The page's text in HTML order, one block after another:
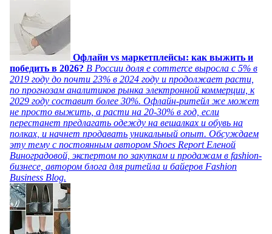
Офлайн vs маркетплейсы: как выжить и
победить в 2026? В России доля e commerce выросла с 5% в
2019 году до почти 23% в 2024 году и продолжает расти,
по прогнозам аналитиков рынка электронной коммерции, к
2029 году составит более 30%. Офлайн-ритейл же может
не просто выжить, а расти на 20-30% в год, если
перестанет предлагать одежду на вешалках и обувь на
полках, и начнет продавать уникальный опыт. Обсуждаем
эту тему с постоянным автором Shoes Report Еленой
Виноградовой, экспертом по закупкам и продажам в fashion-
бизнесе, автором блога для ритейла и байеров Fashion
Business Blog.